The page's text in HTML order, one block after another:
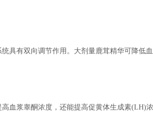
具有双向调节作用。大剂量鹿茸精华可降低
血浆睾酮浓度，还能提高促黄体生成素(LH)